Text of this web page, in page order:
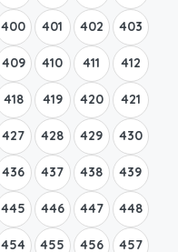
400 401 402 403
409 410 411 412
418 419 420 421
427 428 429 430
436 437 438 439
445 446 447 448
454 455 456 457